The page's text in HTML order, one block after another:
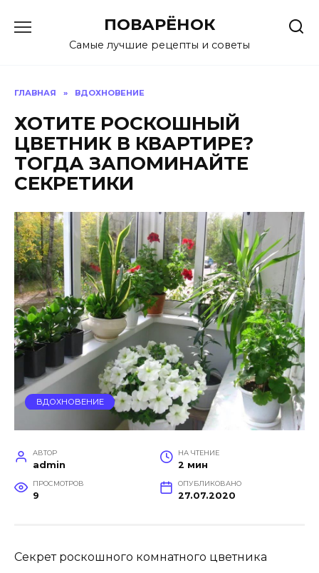
содержанию
ПОВАРЁНОК
Самые лучшие рецепты и советы
ГЛАВНАЯ » ВДОХНОВЕНИЕ
ХОТИТЕ РОСКОШНЫЙ
ЦВЕТНИК В КВАРТИРЕ?
ТОГДА ЗАПОМИНАЙТЕ
СЕКРЕТИКИ
ВДОХНОВЕНИЕ
АВТОР
admin
НА ЧТЕНИЕ
2 мин
ПРОСМОТРОВ
9
ОПУБЛИКОВАНО
27.07.2020
Секрет роскошного комнатного цветника